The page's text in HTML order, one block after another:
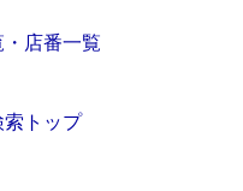
店番一覧
索トップ